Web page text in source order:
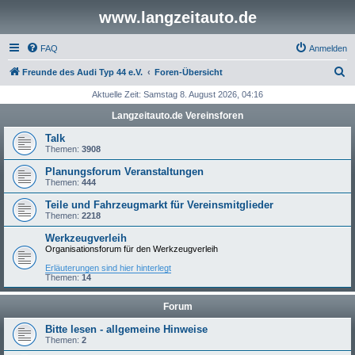
www.langzeitauto.de
FAQ Anmelden
Freunde des Audi Typ 44 e.V. Foren-Übersicht
h
Aktuelle Zeit: Samstag 8. August 2026, 04:16
Langzeitauto.de Vereinsforen
Talk
Themen: 3908
Planungsforum Veranstaltungen
Themen: 444
Teile und Fahrzeugmarkt für Vereinsmitglieder
Themen: 2218
Werkzeugverleih
Organisationsforum für den Werkzeugverleih
Erläuterungen sind hier hinterlegt
Themen: 14
Forum
Bitte lesen - allgemeine Hinweise
Themen: 2